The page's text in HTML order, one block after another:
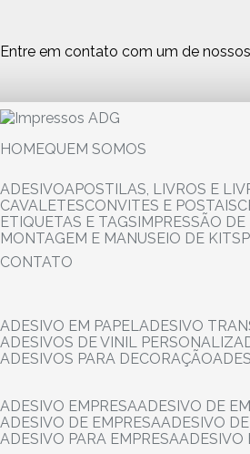
Entre em contato com um de
HOME
QUEM SOMOS
ADESIVO
APOSTILAS, LIVROS E
CAVALETES
CONVITES E POSTAIS
ETIQUETAS E TAGS IMPRESSÃO
MONTAGEM E MANUSEIO DE KITS
CONTATO
ADESIVO EM PAPEL
ADESIVO
ADESIVOS DE VINIL
ADESIVOS PARA DECORAÇÃO
ADESIVO EMPRESA
ADESIVO DE
ADESIVO DE EMPRESA
ADESIVO
ADESIVO PARA EMPRESA